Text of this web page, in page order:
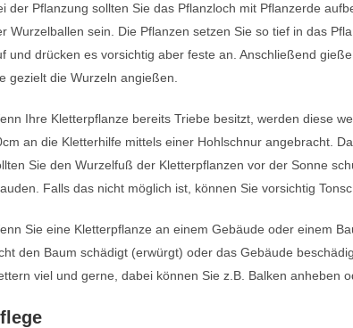
der Pflanzung sollten Sie das Pflanzloch mit Pflanzerde
Wurzelballen sein. Die Pflanzen setzen Sie so tief in das
und drücken es vorsichtig aber feste an. Anschließend
gezielt die Wurzeln angießen.
Ihre Kletterpflanze bereits Triebe besitzt, werden diese
an die Kletterhilfe mittels einer Hohlschnur angebracht.
Sie den Wurzelfuß der Kletterpflanzen vor der Sonne
Falls das nicht möglich ist, können Sie vorsichtig
Sie eine Kletterpflanze an einem Gebäude oder einem
den Baum schädigt (erwürgt) oder das Gebäude
viel und gerne, dabei können Sie z.B. Balken anheben